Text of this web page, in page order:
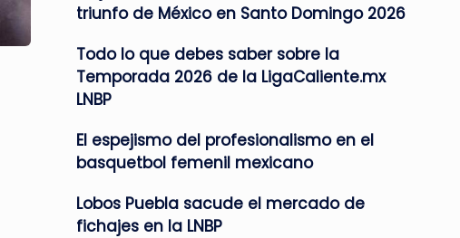
triunfo de México en Santo Domingo 2026
Todo lo que debes saber sobre la
Temporada 2026 de la LigaCaliente.mx
LNBP
El espejismo del profesionalismo en el
basquetbol femenil mexicano
Lobos Puebla sacude el mercado de
fichajes en la LNBP